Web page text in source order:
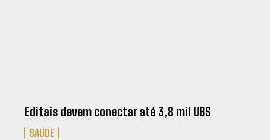
Editais devem conectar até 3,8 mil UBS
SAÚDE